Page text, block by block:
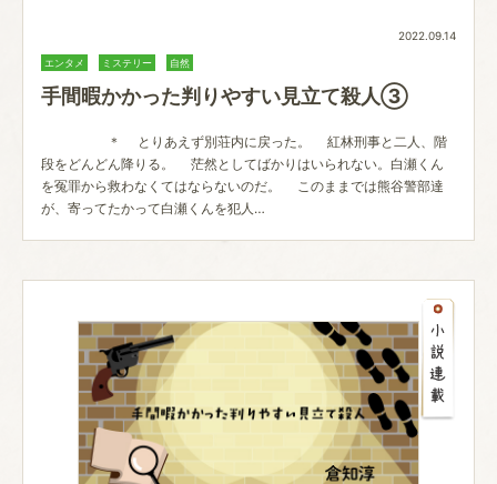
2022.09.14
エンタメ ミステリー 自然
手間暇かかった判りやすい見立て殺人③
＊ とりあえず別荘内に戻った。 紅林刑事と二人、階
段をどんどん降りる。 茫然としてばかりはいられない。白瀬くん
を冤罪から救わなくてはならないのだ。 このままでは熊谷警部達
が、寄ってたかって白瀬くんを犯人…